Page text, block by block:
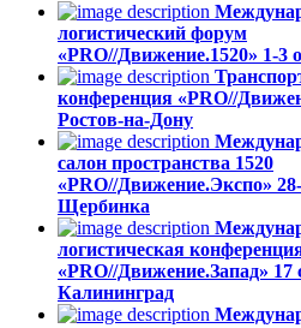
логистический форум
«PRO//Движение.1520» 1-3
конференция «PRO//
Ростов-на-Дону
салон пространства 1520
«PRO//Движение.Экспо»
Щербинка
логистическая
«PRO//Движение.Запад» 17
Калининград